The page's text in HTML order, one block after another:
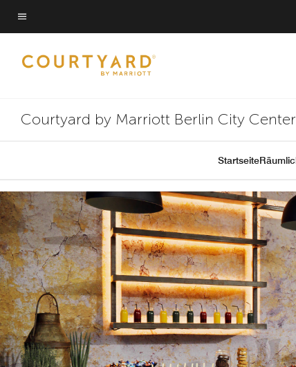
content
Skip
to
content
Menütext
Courtyard by Marriott Berlin City Center
Startseite